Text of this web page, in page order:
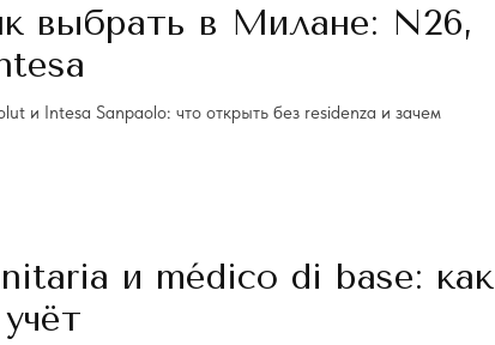
выбрать в Милане: N26,
и Intesa Sanpaolo: что открыть без residenza и зачем
и médico di base: как